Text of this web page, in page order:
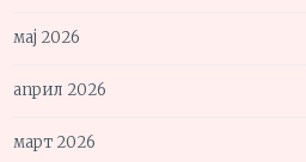
мај 2026
април 2026
март 2026